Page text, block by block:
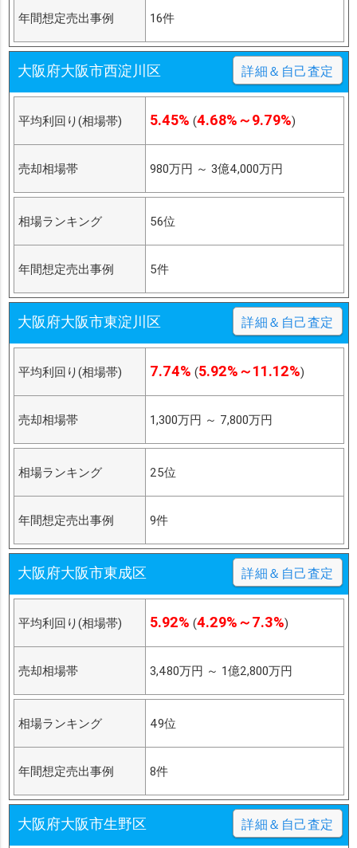
年間想定売出事例 16件
大阪府大阪市西淀川区 詳細＆自己査定
平均利回り(相場帯) 5.45% (4.68%～9.79%)
売却相場帯 980万円 ～ 3億4,000万円
相場ランキング 56位
年間想定売出事例 5件
大阪府大阪市東淀川区 詳細＆自己査定
平均利回り(相場帯) 7.74% (5.92%～11.12%)
売却相場帯 1,300万円 ～ 7,800万円
相場ランキング 25位
年間想定売出事例 9件
大阪府大阪市東成区 詳細＆自己査定
平均利回り(相場帯) 5.92% (4.29%～7.3%)
売却相場帯 3,480万円 ～ 1億2,800万円
相場ランキング 49位
年間想定売出事例 8件
大阪府大阪市生野区 詳細＆自己査定